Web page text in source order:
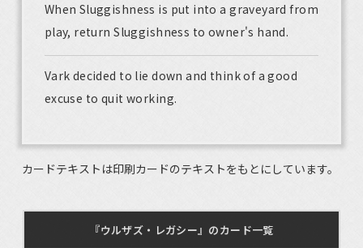
When Sluggishness is put into a graveyard from
play, return Sluggishness to owner's hand.
Vark decided to lie down and think of a good
excuse to quit working.
カードテキストは印刷カードのテキストをもとにしています。
『ウルザズ・レガシー』のカード一覧